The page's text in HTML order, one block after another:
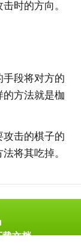
时的方向。
手段将对方的
的方法就是枷
攻击的棋子的
将其吃掉。
载文档